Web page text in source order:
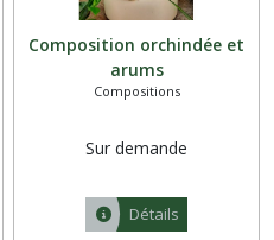
Composition orchindée et
arums
Compositions
Sur demande
Détails